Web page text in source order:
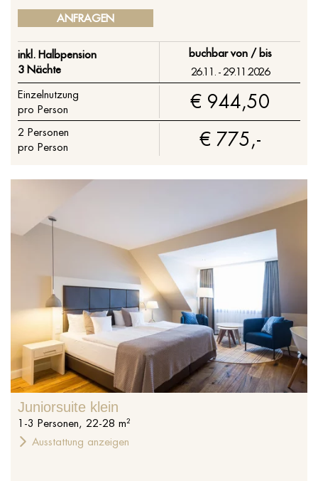
ANFRAGEN
inkl. Halbpension
3 Nächte
buchbar von / bis
26.11. - 29.11.2026
Einzelnutzung
pro Person
€ 944,50
2 Personen
pro Person
€ 775,-
%s
Juniorsuite klein
1 -3 Personen, 22-28 m²
Ausstattung anzeigen